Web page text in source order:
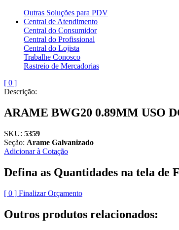
Outras Soluções para PDV
Central de Atendimento
Central do Consumidor
Central do Profissional
Central do Lojista
Trabalhe Conosco
Rastreio de Mercadorias
[ 0 ]
Descrição:
ARAME BWG20 0.89MM USO
SKU: 5359
Seção: Arame Galvanizado
Adicionar à Cotação
Defina as Quantidades na tela de
[ 0 ] Finalizar Orçamento
Outros produtos relacionados: